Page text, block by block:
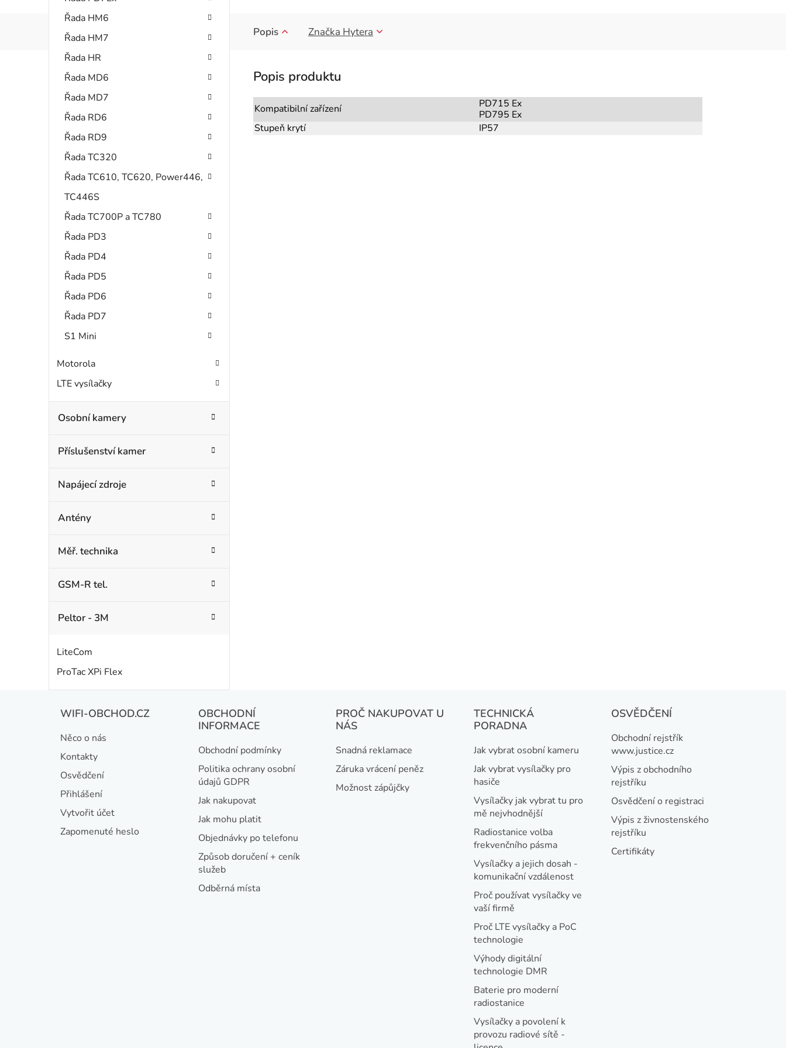
Řada HM6
Řada HM7
Řada HR
Řada MD6
Řada MD7
Řada RD6
Řada RD9
Řada TC320
Řada TC610, TC620, Power446,
TC446S
Řada TC700P a TC780
Řada PD3
Řada PD4
Řada PD5
Řada PD6
Řada PD7
S1 Mini
Motorola
LTE vysílačky
Osobní kamery
Příslušenství kamer
Napájecí zdroje
Antény
Měř. technika
GSM-R tel.
Peltor - 3M
LiteCom
ProTac XPi Flex
Popis Značka Hytera
Kompatibilní zařízení
PD715 Ex
PD795 Ex
Stupeň krytí
IP57
WIFI-OBCHOD.CZ
Něco o nás
Kontakty
Osvědčení
Přihlášení
Vytvořit účet
Zapomenuté heslo
OBCHODNÍ
INFORMACE
Obchodní podmínky
Politika ochrany osobní
údajů GDPR
Jak nakupovat
Jak mohu platit
Objednávky po telefonu
Způsob doručení + ceník
služeb
Odběrná místa
PROČ NAKUPOVAT U
NÁS
Snadná reklamace
Záruka vrácení peněz
Možnost zápůjčky
TECHNICKÁ
PORADNA
Jak vybrat osobní kameru
Jak vybrat vysílačky pro
hasiče
Vysílačky jak vybrat tu pro
mě nejvhodnější
Radiostanice volba
frekvenčního pásma
Vysílačky a jejich dosah -
komunikační vzdálenost
Proč používat vysílačky ve
vaší firmě
Proč LTE vysílačky a PoC
technologie
Výhody digitální
technologie DMR
Baterie pro moderní
radiostanice
Vysílačky a povolení k
provozu radiové sítě -
OSVĚDČENÍ
Obchodní rejstřík
www.justice.cz
Výpis z obchodního
rejstříku
Osvědčení o registraci
Výpis z živnostenského
rejstříku
Certifikáty